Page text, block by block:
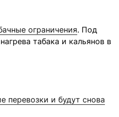
ограничения. Под
табака и кальянов в
перевозки и будут снова